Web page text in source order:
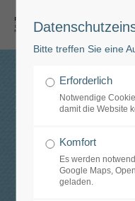
Karriere
Bitte treffen Sie eine
Erforderlich
Notwendige
damit die Website
Komfort
Es werden
Google Maps,
geladen.